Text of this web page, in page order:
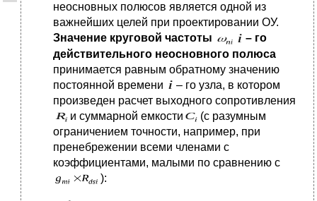
неосновных полюсов является одной из
важнейших целей при проектировании ОУ.
Значение круговой частоты
– го
действительного неосновного полюса
принимается равным обратному значению
постоянной времени
– го узла, в котором
произведен расчет выходного сопротивления
и суммарной емкости
(с разумным
ограничением точности, например, при
пренебрежении всеми членами с
коэффициентами, малыми по сравнению с
):